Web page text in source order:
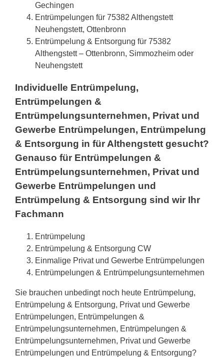
Gechingen
Entrümpelungen für 75382 Althengstett
Neuhengstett, Ottenbronn
Entrümpelung & Entsorgung für 75382
Althengstett – Ottenbronn, Simmozheim oder
Neuhengstett
Individuelle Entrümpelung,
Entrümpelungen &
Entrümpelungsunternehmen, Privat und
Gewerbe Entrümpelungen, Entrümpelung
& Entsorgung in für Althengstett gesucht?
Genauso für Entrümpelungen &
Entrümpelungsunternehmen, Privat und
Gewerbe Entrümpelungen und
Entrümpelung & Entsorgung sind wir Ihr
Fachmann
Entrümpelung
Entrümpelung & Entsorgung CW
Einmalige Privat und Gewerbe Entrümpelungen
Entrümpelungen & Entrümpelungsunternehmen
Sie brauchen unbedingt noch heute Entrümpelung,
Entrümpelung & Entsorgung, Privat und Gewerbe
Entrümpelungen, Entrümpelungen &
Entrümpelungsunternehmen, Entrümpelungen &
Entrümpelungsunternehmen, Privat und Gewerbe
Entrümpelungen und Entrümpelung & Entsorgung?